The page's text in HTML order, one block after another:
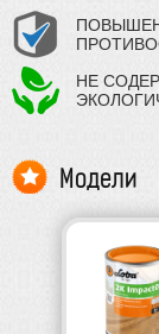
НЕ
Модели